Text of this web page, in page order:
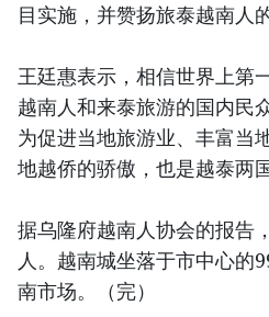
目实施，并赞扬旅泰越南人
王廷惠表示，相信世界上第
越南人和来泰旅游的国内民
为促进当地旅游业、丰富当
地越侨的骄傲，也是越泰两
据乌隆府越南人协会的报告
人。越南城坐落于市中心的
南市场。（完）